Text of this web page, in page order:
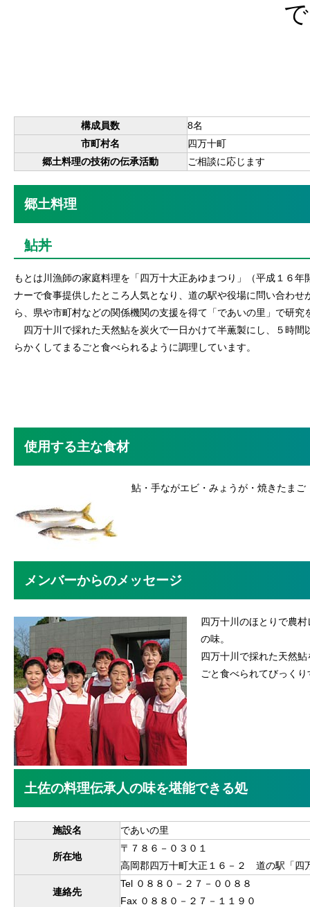
構成員数
8名
市町村名
四万十町
郷土料理の技術の伝承活動
ご相談に応じます
郷土料理
鮎丼
もとは川漁師の家庭料理を「四万十大正あゆまつり」（平成１６年
ナーで食事提供したところ人気となり、道の駅や役場に問い合わせ
ら、県や市町村などの関係機関の支援を得て「であいの里」で研究
四万十川で採れた天然鮎を炭火で一日かけて半薫製にし、５時間
らかくしてまるごと食べられるように調理しています。
使用する主な食材
鮎・手ながエビ・みょうが・焼きたまご
メンバーからのメッセージ
四万十川のほとりで農
の味。
四万十川で採れた天然
ごと食べられてびっく
土佐の料理伝承人の味を堪能できる処
施設名 であいの里
所在地
〒７８６－０３０１
高岡郡四万十町大正１６－２ 道の駅「四
連絡先
Tel ０８８０－２７－００８８
Fax ０８８０－２７－１１９０